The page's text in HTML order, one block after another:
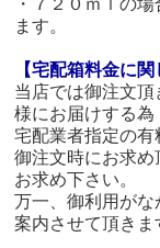
ます。
【宅配箱料金に関
当店では御注文
様にお届けする為
宅配業者指定の有
御注文時にお求め
お求め下さい。
万一、御利用が
案内させて頂きま